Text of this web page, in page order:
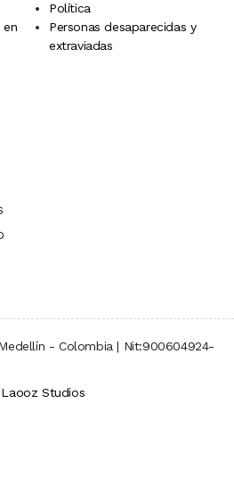
Política
en
Personas desaparecidas y
extraviadas
- Colombia | Nit:900604924-
Laooz Studios